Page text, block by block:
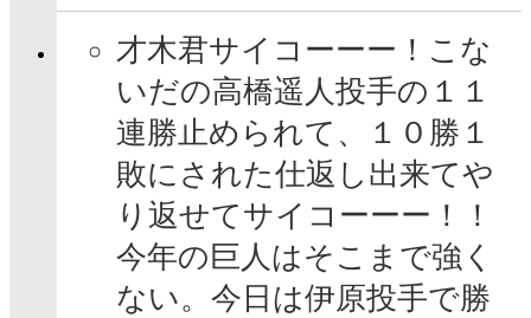
才木君サイコーーー！こな
いだの高橋遥人投手の１１
連勝止められて、１０勝１
敗にされた仕返し出来てや
り返せてサイコーーー！！
今年の巨人はそこまで強く
ない。今日は伊原投手で勝